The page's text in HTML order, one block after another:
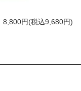
8,800円(税込9,680円)